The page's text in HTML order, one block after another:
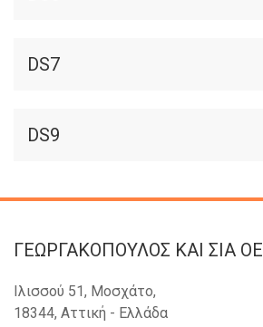
DS7
DS9
ΓΕΩΡΓΑΚΟΠΟΥΛΟΣ KAI ΣΙΑ OE
Ιλισσού 51, Μοσχάτο,
18344, Αττική - Ελλάδα